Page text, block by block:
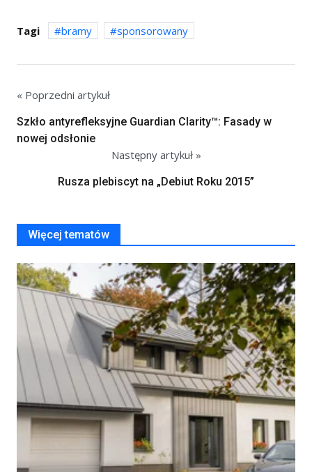
Tagi bramy sponsorowany
« Poprzedni artykuł
Szkło antyrefleksyjne Guardian Clarity™: Fasady w
nowej odsłonie
Następny artykuł »
Rusza plebiscyt na „Debiut Roku 2015”
Więcej tematów